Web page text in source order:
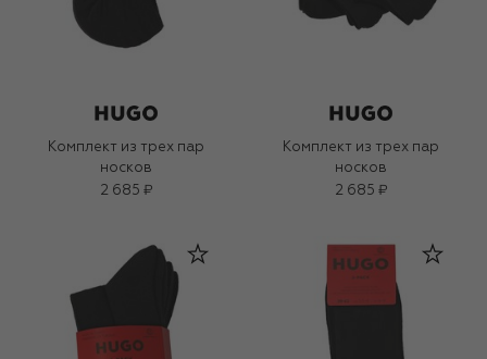
Комплект из трех пар
носков
2 685 ₽
Комплект из трех пар
носков
2 685 ₽